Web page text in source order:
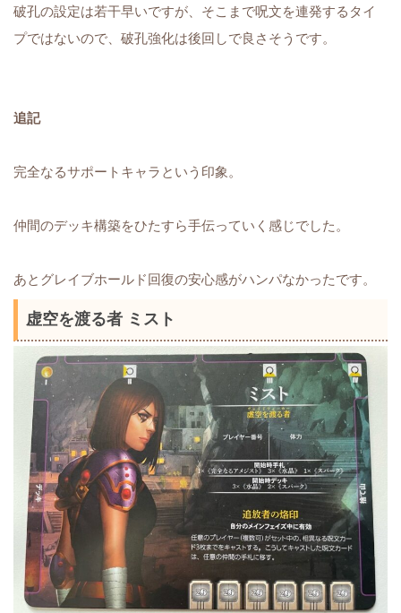
破孔の設定は若干早いですが、そこまで呪文を連発するタイ
プではないので、破孔強化は後回しで良さそうです。
追記
完全なるサポートキャラという印象。
仲間のデッキ構築をひたすら手伝っていく感じでした。
あとグレイブホールド回復の安心感がハンパなかったです。
虚空を渡る者 ミスト